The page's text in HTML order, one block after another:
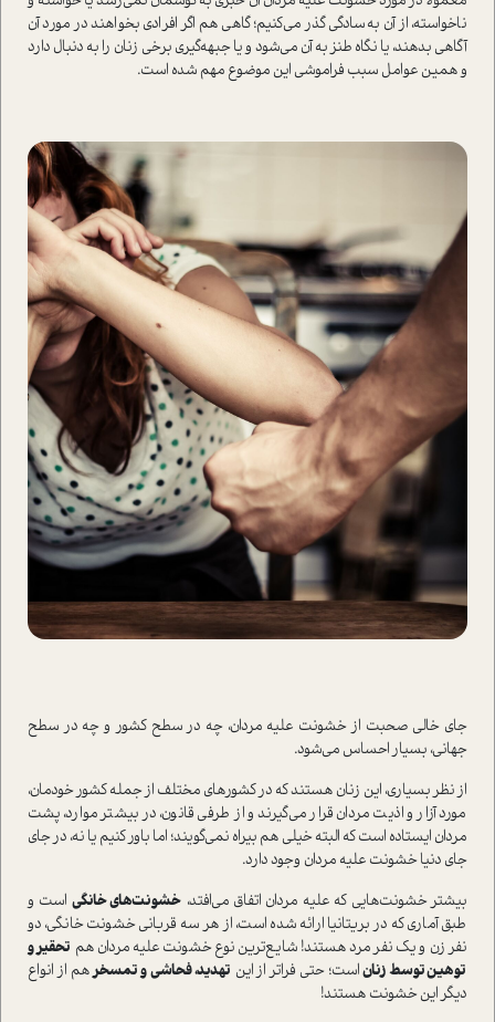
ناخواسته، از آن به‌سادگی گذر می‌کنیم؛ گاهی هم اگر افرادی بخواهند در مورد آن
آگاهی بدهند، یا نگاه طنز به آن می‌شود و یا جبهه‌گیری برخی زنان را به دنبال دارد
و همین عوامل سبب فراموشی این موضوع مهم شده است.
جای خالی صحبت از خشونت علیه مردان، چه در سطح کشور و چه در سطح
جهانی، بسیار احساس می‌شود.
از نظر بسیاری، این زنان هستند که در کشورهای مختلف از جمله کشور خودمان،
مورد آزار و اذیت مردان قرار می‌گیرند و از طرفی قانون، در بیشتر موارد، پشت
مردان ایستاده است که البته خیلی هم بیراه نمی‌گویند؛ اما باور کنیم یا نه، در جای
جای دنیا خشونت علیه مردان وجود دارد.
بیشتر خشونت‌هایی که علیه مردان اتفاق می‌افتد، خشونت‌های خانگی ا‌ست و
طبق آماری که در بریتانیا ارائه شده است، از هر سه قربانی خشونت خانگی، دو
نفر زن و یک نفر مرد هستند! شایع‌ترین نوع خشونت علیه مردان هم تحقیر و
توهین توسط زناناست؛ حتی فراتر از این تهدید، فحاشی و تمسخرهم از انواع
دیگر این خشونت هستند!